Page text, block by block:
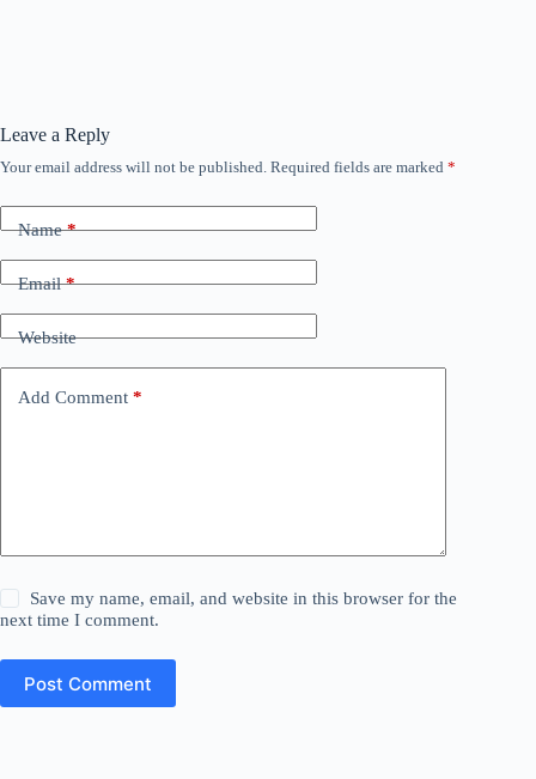
Leave a Reply
Your email address will not be published. Required fields are marked *
Name*
Email*
Website
Add Comment *
Save my name, email, and website in this browser for the
next time I comment.
Post Comment